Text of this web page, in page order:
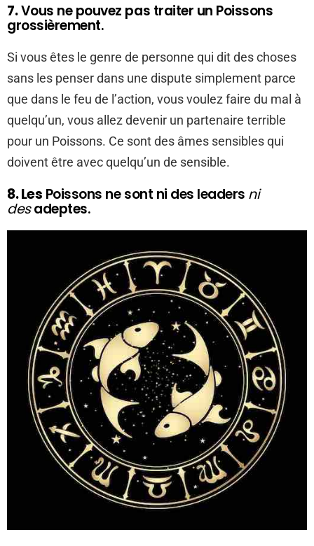
7.Vous ne pouvez pas traiter un Poissons
grossièrement.
Si vous êtes le genre de personne qui dit des choses
sans les penser dans une dispute simplement parce
que dans le feu de l’action, vous voulez faire du mal à
quelqu’un, vous allez devenir un partenaire terrible
pour un Poissons. Ce sont des âmes sensibles qui
doivent être avec quelqu’un de sensible.
8. Les Poissons ne sont ni des leaders ni
desadeptes.